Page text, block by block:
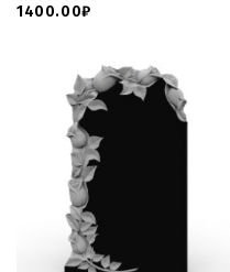
1400.00₽